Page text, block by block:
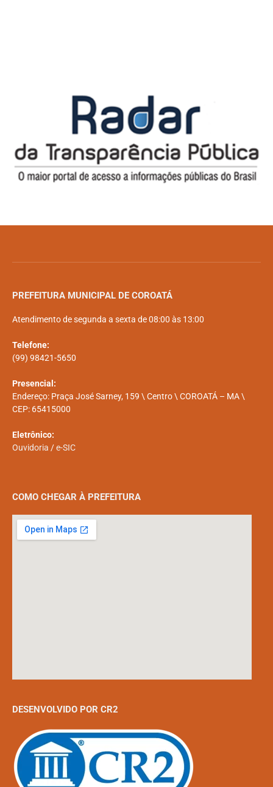
PREFEITURA MUNICIPAL DE COROATÁ
Atendimento de segunda a sexta de 08:00 às 13:00
Telefone:
(99) 98421-5650
Presencial:
Endereço: Praça José Sarney, 159 \ Centro \ COROATÁ – MA \
CEP: 65415000
Eletrônico:
Ouvidoria /e-SIC
COMO CHEGAR À PREFEITURA
DESENVOLVIDO POR CR2